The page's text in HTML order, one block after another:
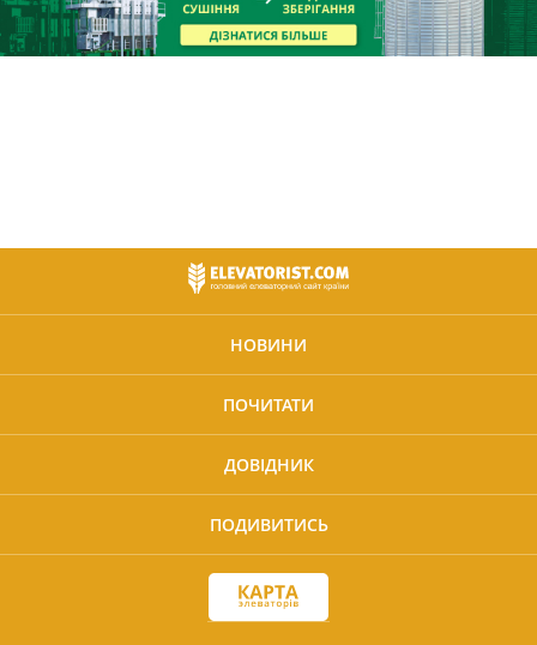
НОВИНИ
ПОЧИТАТИ
ДОВІДНИК
ПОДИВИТИСЬ